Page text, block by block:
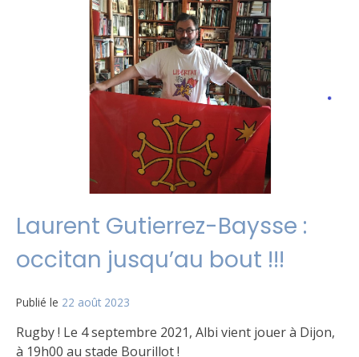
Laurent Gutierrez-Baysse :
occitan jusqu’au bout !!!
Publié le 22 août 2023
Rugby ! Le 4 septembre 2021, Albi vient jouer à Dijon,
à 19h00 au stade Bourillot !